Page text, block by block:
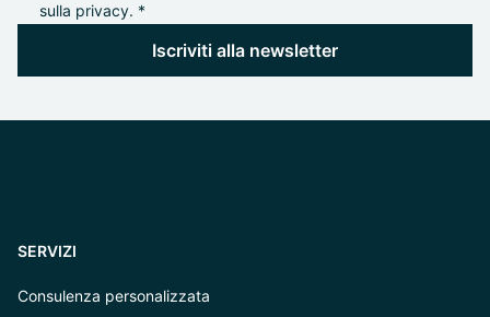
sulla privacy. *
Iscriviti alla newsletter
SERVIZI
Consulenza personalizzata